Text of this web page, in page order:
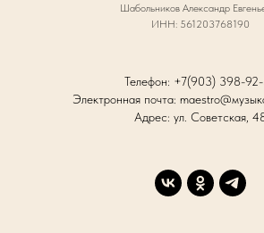
Шабольников Александр
ИНН: 561203768190
Телефон: +7(903) 398-
Электронная почта:
Адрес: ул. Советская,